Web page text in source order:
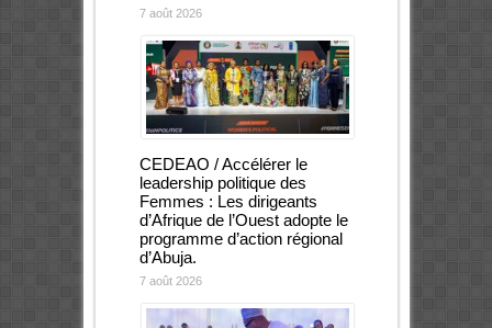
7 août 2026
CEDEAO / Accélérer le
leadership politique des
Femmes : Les dirigeants
d’Afrique de l’Ouest adopte le
programme d’action régional
d’Abuja.
7 août 2026